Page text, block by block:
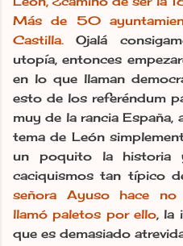
Más de 50
Castilla. Ojalá
utopía, entonces
en lo que llaman
esto de los referéndum
muy de la rancia España,
tema de León
un poquito la historia
caciquismos tan típico
señora Ayuso hace
llamó paletos por ello, la
que es demasiado